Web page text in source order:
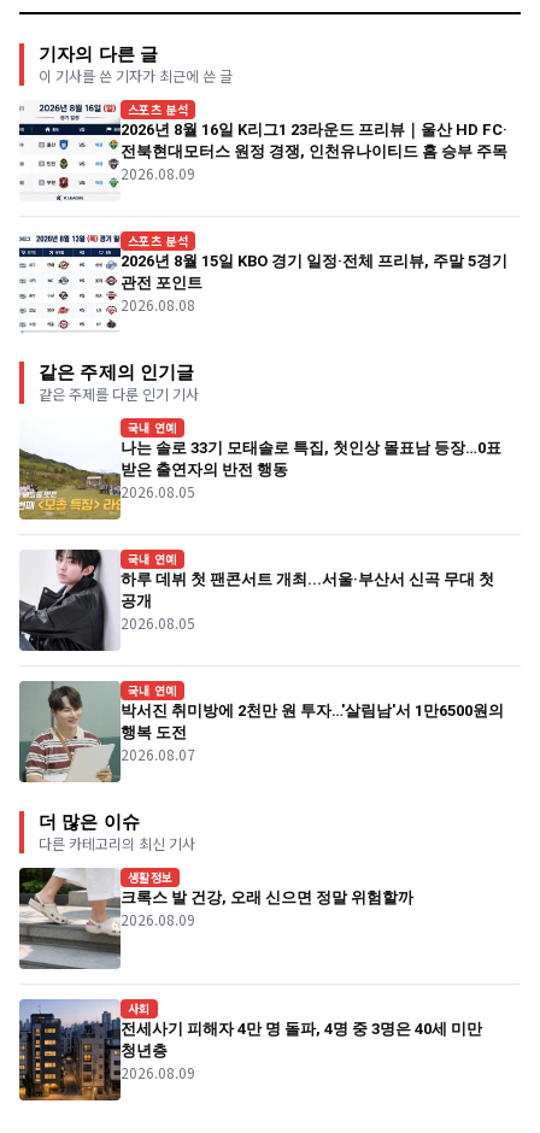
기자의 다른 글
이 기사를 쓴 기자가 최근에 쓴 글
스포츠 분석
2026년 8월 16일 K리그1 23라운드 프리뷰｜울산 HD FC·
전북현대모터스 원정 경쟁, 인천유나이티드 홈 승부 주목
2026.08.09
스포츠 분석
2026년 8월 15일 KBO 경기 일정·전체 프리뷰, 주말 5경기
관전 포인트
2026.08.08
같은 주제의 인기글
같은 주제를 다룬 인기 기사
국내 연예
나는 솔로 33기 모태솔로 특집, 첫인상 몰표남 등장…0표
받은 출연자의 반전 행동
2026.08.05
국내 연예
하루 데뷔 첫 팬콘서트 개최...서울·부산서 신곡 무대 첫
공개
2026.08.05
국내 연예
박서진 취미방에 2천만 원 투자…'살림남'서 1만6500원의
행복 도전
2026.08.07
더 많은 이슈
다른 카테고리의 최신 기사
생활정보
크록스 발 건강, 오래 신으면 정말 위험할까
2026.08.09
사회
전세사기 피해자 4만 명 돌파, 4명 중 3명은 40세 미만
청년층
2026.08.09